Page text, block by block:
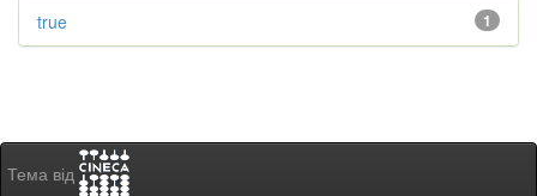
1
true
Тема від